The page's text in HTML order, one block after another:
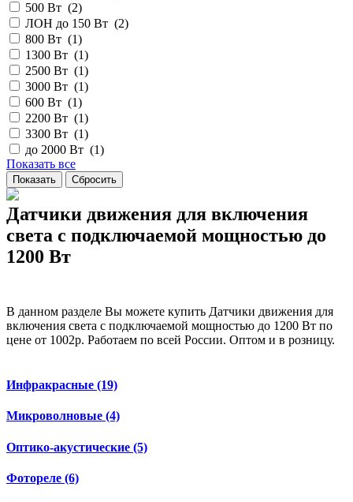
500 Вт (2)
ЛОН до 150 Вт (2)
800 Вт (1)
1300 Вт (1)
2500 Вт (1)
3000 Вт (1)
600 Вт (1)
2200 Вт (1)
3300 Вт (1)
до 2000 Вт (1)
Показать все
Датчики движения для включения
света с подключаемой мощностью до
1200 Вт
В данном разделе Вы можете купить Датчики движения для
включения света с подключаемой мощностью до 1200 Вт по
цене от 1002р. Работаем по всей России. Оптом и в розницу.
Инфракрасные (19)
Микроволновые (4)
Оптико-акустические (5)
Фотореле (6)